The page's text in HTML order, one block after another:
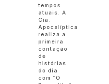
tempos
atuais. A
Cia.
Apocalíptica
realiza a
primeira
contação
de
histórias
do dia
com “O